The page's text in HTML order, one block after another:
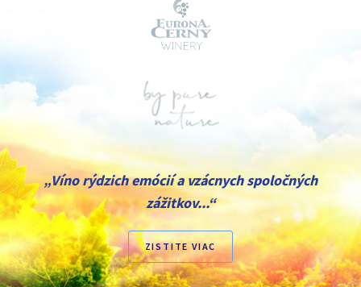
„Víno rýdzich emócií a vzácnych spoločných
zážitkov...“
ZISTITE VIAC